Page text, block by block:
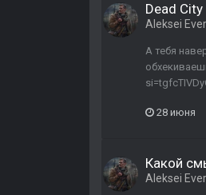
Dead City
Aleksei
А тебя
28 июня
Какой
Aleksei